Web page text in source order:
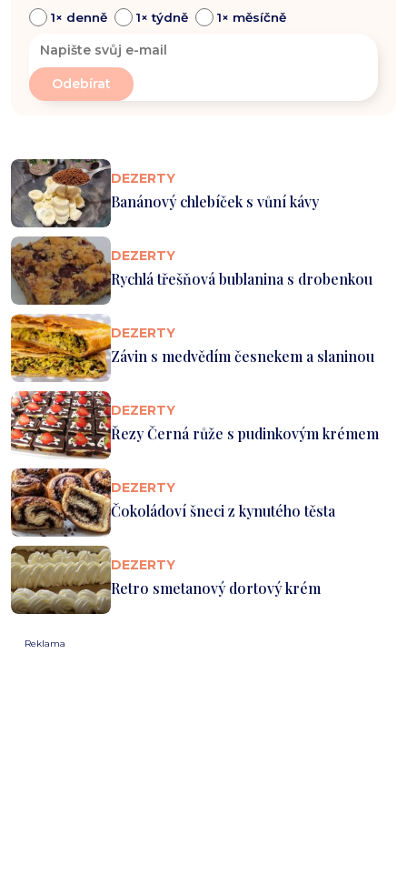
1× denně 1× týdně 1× měsíčně
DEZERTY
Banánový chlebíček s vůní kávy
DEZERTY
Rychlá třešňová bublanina s drobenkou
DEZERTY
Závin s medvědím česnekem a slaninou
DEZERTY
Řezy Černá růže s pudinkovým krémem
DEZERTY
Čokoládoví šneci z kynutého těsta
DEZERTY
Retro smetanový dortový krém
Reklama